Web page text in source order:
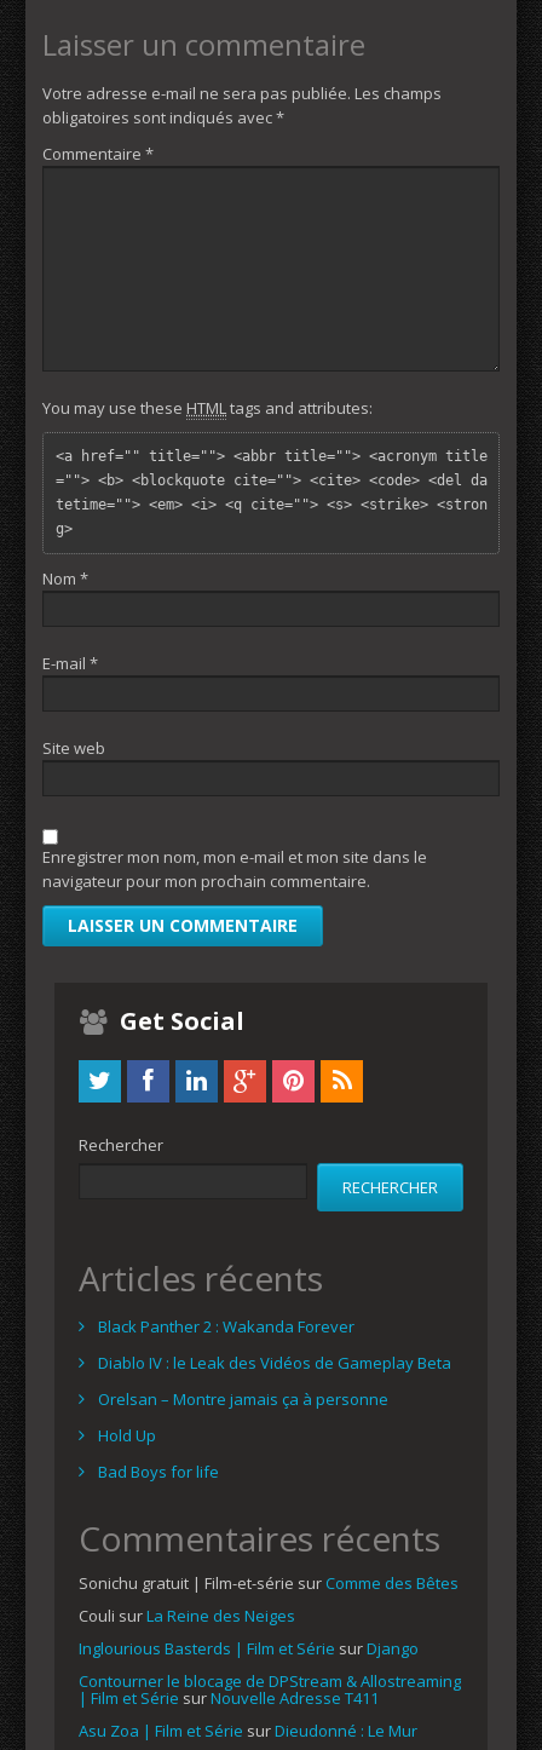
Laisser un commentaire
Votre adresse e-mail ne sera pas publiée. Les champs
obligatoires sont indiqués avec*
Commentaire *
You may use these HTML tags and attributes:
<a href="" title=""> <abbr title=""> <acronym title
=""> <b> <blockquote cite=""> <cite> <code> <del da
tetime=""> <em> <i> <q cite=""> <s> <strike> <stron
g>
Nom *
E-mail *
Site web
Enregistrer mon nom, mon e-mail et mon site dans le
navigateur pour mon prochain commentaire.
Get Social
Rechercher
RECHERCHER
Articles récents
Black Panther 2 : Wakanda Forever
Diablo IV : le Leak des Vidéos de Gameplay Beta
Orelsan – Montre jamais ça à personne
Hold Up
Bad Boys for life
Commentaires récents
Sonichu gratuit | Film-et-série sur Comme des Bêtes
Couli surLa Reine des Neiges
Inglourious Basterds | Film et Série surDjango
Contourner le blocage de DPStream & Allostreaming
| Film et Série surNouvelle Adresse T411
Asu Zoa | Film et Série surDieudonné : Le Mur